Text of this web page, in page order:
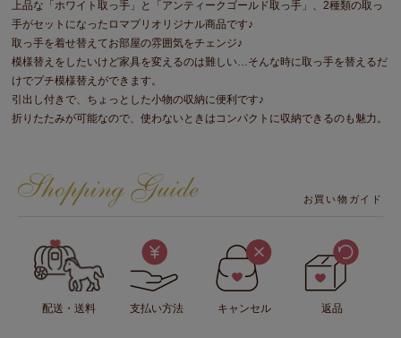
上品な「ホワイト取っ手」と「アンティークゴールド取っ手」、2種類の取っ
手がセットになったロマプリオリジナル商品です♪
取っ手を着せ替えてお部屋の雰囲気をチェンジ♪
模様替えをしたいけど家具を変えるのは難しい…そんな時に取っ手を替えるだ
けでプチ模様替えができます。
引出し付きで、ちょっとした小物の収納に便利です♪
折りたたみが可能なので、使わないときはコンパクトに収納できるのも魅力。
お買い物ガイド
配送・送料 支払い方法 キャンセル 返品